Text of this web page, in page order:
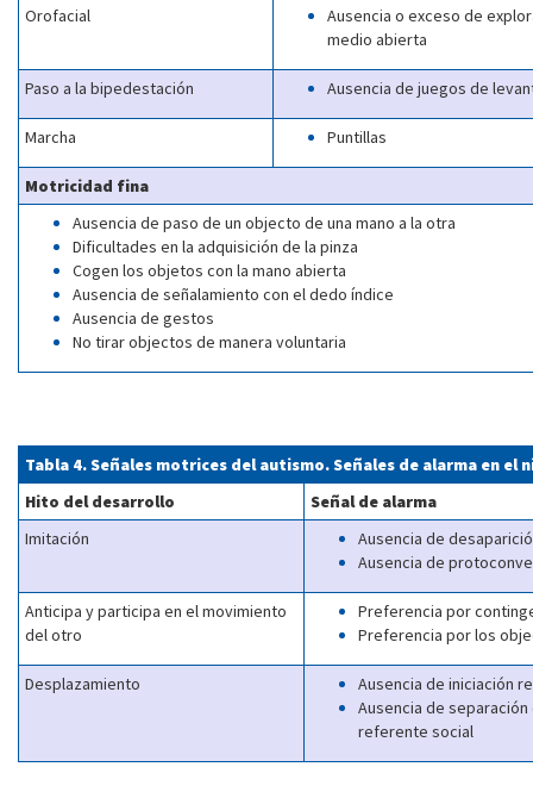
Orofacial
Ausencia o exceso de
medio abierta
Paso a la bipedestación Ausencia de juegos de
Marcha Puntillas
Motricidad fina
Ausencia de paso de un objecto de una mano a la otra
Dificultades en la adquisición de la pinza
Cogen los objetos con la mano abierta
Ausencia de señalamiento con el dedo índice
Ausencia de gestos
No tirar objectos de manera voluntaria
Tabla 4. Señales motrices del autismo. Señales de alarma en el
Hito del desarrollo
Señal de alarma
Imitación
Ausencia de
Ausencia de
Anticipa y participa en el movimiento
del otro
Preferencia por
Preferencia por los
Desplazamiento
Ausencia de iniciación
Ausencia de
referente social